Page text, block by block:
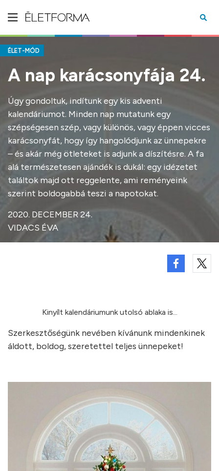
ÉLET-MÓD
A nap karácsonyfája 24.
Úgy gondoltuk, indítunk egy kis adventi
kalendáriumot. Minden nap mutatunk egy
szépségesen szép, vagy különös, vagy éppen vicces
karácsonyfát, hogy így hangolódjunk az ünnepekre
– és akár még ötleteket is adjunk a díszítésre. A fa
alá természetesen ajándék is dukál: egy idézetet
találtok majd ott reggelente, ami reményeink
szerint boldogabbá teszi a napotokat.
2020. DECEMBER 24.
VIDACS ÉVA
Kinyílt kalendáriumunk utolsó ablaka is...
Szerkesztőségünk nevében kívánunk mindenkinek
áldott, boldog, szeretettel teljes ünnepeket!